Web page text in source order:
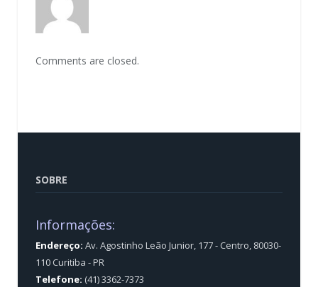
Comments are closed.
SOBRE
Informações:
Endereço: Av. Agostinho Leão Junior, 177 - Centro, 80030-
110 Curitiba - PR
Telefone: (41) 3362-7373